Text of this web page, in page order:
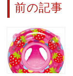
前の記事